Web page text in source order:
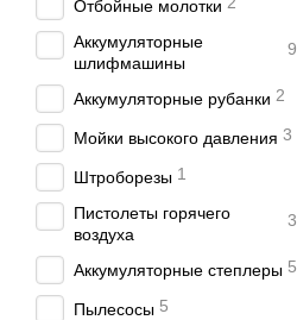
Отбойные молотки
Аккумуляторные
шлифмашины
9
Аккумуляторные рубанки 2
Мойки высокого давления 3
Штроборезы 1
Пистолеты горячего
воздуха
3
Аккумуляторные степлеры 5
Пылесосы 5